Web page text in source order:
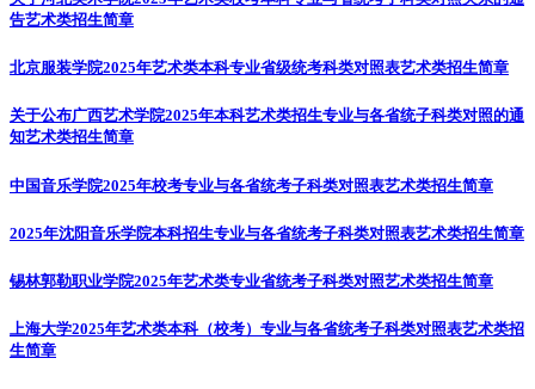
告艺术类招生简章
北京服装学院2025年艺术类本科专业省级统考科类对照表艺术类招生简章
关于公布广西艺术学院2025年本科艺术类招生专业与各省统子科类对照的通
知艺术类招生简章
中国音乐学院2025年校考专业与各省统考子科类对照表艺术类招生简章
2025年沈阳音乐学院本科招生专业与各省统考子科类对照表艺术类招生简章
锡林郭勒职业学院2025年艺术类专业省统考子科类对照艺术类招生简章
上海大学2025年艺术类本科（校考）专业与各省统考子科类对照表艺术类招
生简章